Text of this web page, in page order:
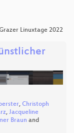
Linuxtage 2022
, Christoph
, Jacqueline
Braun and